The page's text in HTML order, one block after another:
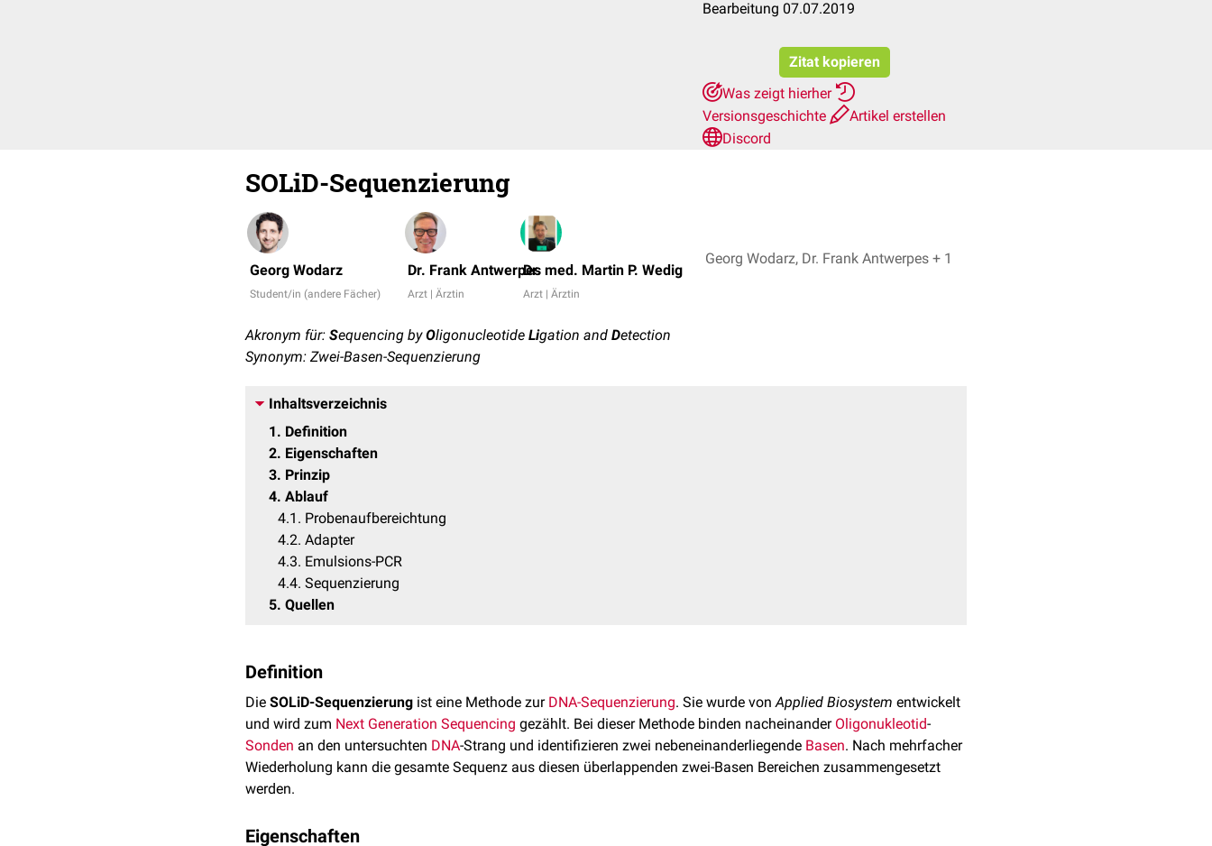
Bearbeitung 07.07.2019
Zitat kopieren
Was zeigt hierher
Versionsgeschichte
Artikel erstellen
Discord
SOLiD-Sequenzierung
Georg Wodarz
Student/in (andere Fächer)
Dr. Frank Antwerpes
Arzt | Ärztin
Dr. med. Martin P. Wedig
Arzt | Ärztin
Georg Wodarz, Dr. Frank Antwerpes + 1
Akronym für: Sequencing byOligonucleotide Ligation and Detection
Synonym: Zwei-Basen-Sequenzierung
Inhaltsverzeichnis
1
Definition
2 Eigenschaften
3 Prinzip
4 Ablauf
4.1
Probenaufbereichtung
4.2 Adapter
4.3 Emulsions-PCR
4.4 Sequenzierung
5 Quellen
Definition
Die SOLiD-Sequenzierung ist eine Methode zur DNA-Sequenzierung. Sie wurde vonApplied Biosystem entwickelt
und wird zum Next Generation Sequencing gezählt. Bei dieser Methode binden nacheinander Oligonukleotid-
Sonden an den untersuchten DNA-Strang und identifizieren zwei nebeneinanderliegende Basen. Nach mehrfacher
Wiederholung kann die gesamte Sequenz aus diesen überlappenden zwei-Basen Bereichen zusammengesetzt
werden.
Eigenschaften